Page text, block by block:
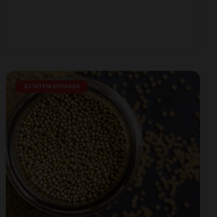
ZUTATENLEITFADEN